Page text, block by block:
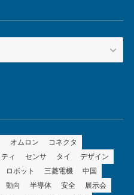
オムロン
コネクタ
ィ センサ タイ
デザイン
ロボット 三菱電機
中国
動向 半導体 安全
展示会